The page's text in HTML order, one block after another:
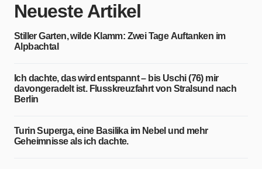
Neueste Artikel
Stiller Garten, wilde Klamm: Zwei Tage Auftanken im
Alpbachtal
Ich dachte, das wird entspannt – bis Uschi (76) mir
davongeradelt ist. Flusskreuzfahrt von Stralsund nach
Berlin
Turin Superga, eine Basilika im Nebel und mehr
Geheimnisse als ich dachte.